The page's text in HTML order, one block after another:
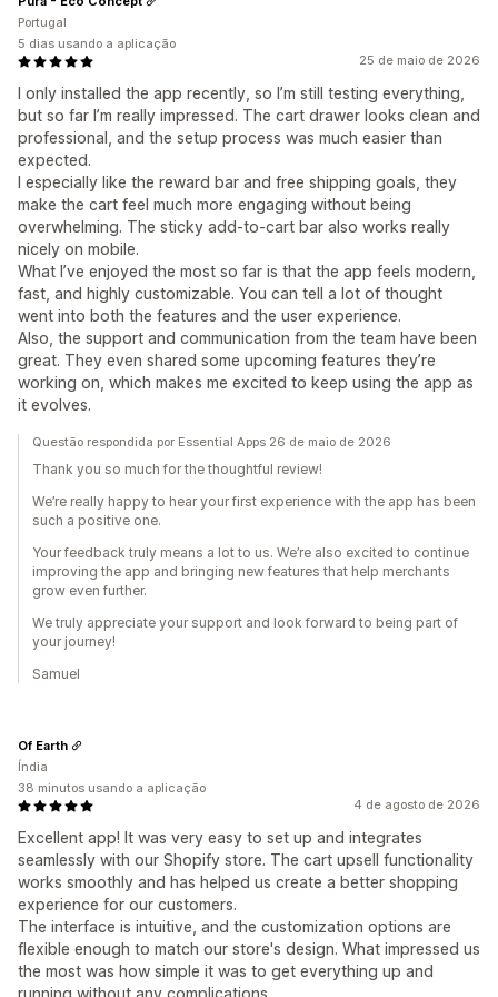
25 de maio de 2026
I only installed the app recently, so I’m still testing everything,
but so far I’m really impressed. The cart drawer looks clean and
professional, and the setup process was much easier than
expected.
I especially like the reward bar and free shipping goals, they
make the cart feel much more engaging without being
overwhelming. The sticky add-to-cart bar also works really
nicely on mobile.
What I’ve enjoyed the most so far is that the app feels modern,
fast, and highly customizable. You can tell a lot of thought
went into both the features and the user experience.
Also, the support and communication from the team have been
great. They even shared some upcoming features they’re
working on, which makes me excited to keep using the app as
it evolves.
Portugal
5 dias usando a aplicação
Questão respondida por Essential Apps 26 de maio de 2026
Thank you so much for the thoughtful review!
We’re really happy to hear your first experience with the app has been
such a positive one.
Your feedback truly means a lot to us. We’re also excited to continue
improving the app and bringing new features that help merchants
grow even further.
We truly appreciate your support and look forward to being part of
your journey!
Samuel
4 de agosto de 2026
Excellent app! It was very easy to set up and integrates
seamlessly with our Shopify store. The cart upsell functionality
works smoothly and has helped us create a better shopping
experience for our customers.
The interface is intuitive, and the customization options are
flexible enough to match our store's design. What impressed us
the most was how simple it was to get everything up and
Of Earth
Índia
38 minutos usando a aplicação